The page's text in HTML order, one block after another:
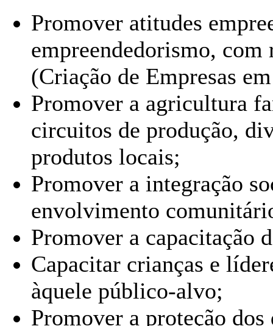
Promover atitudes
empreendedorismo,
(Criação de Empresas
Promover a agricultura
circuitos de produção,
produtos locais;
Promover a integração
envolvimento
Promover a capacitação
Capacitar crianças e
àquele público-alvo;
Promover a proteção